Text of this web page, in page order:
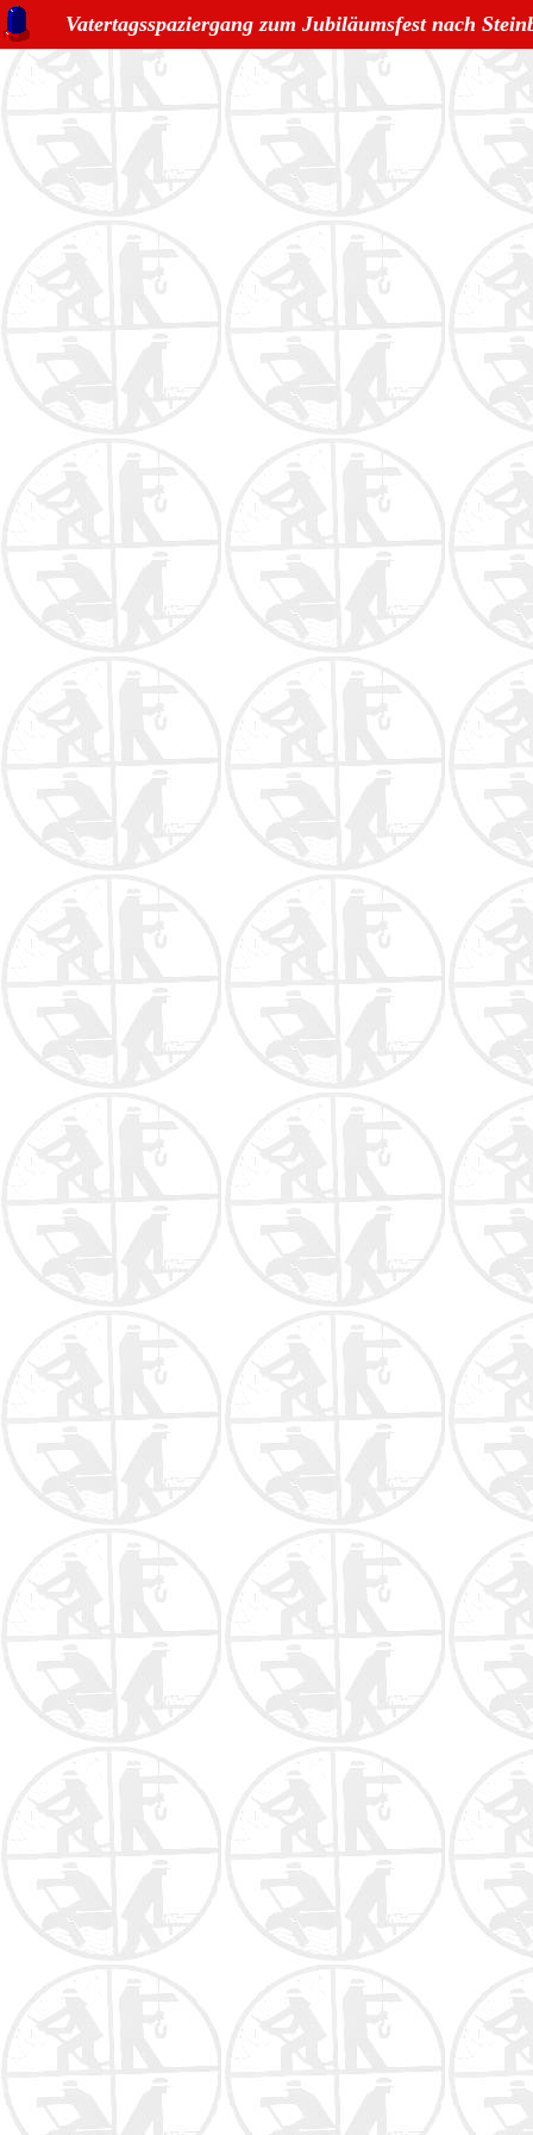
Vatertagsspaziergang zum Jubiläumsfest nach